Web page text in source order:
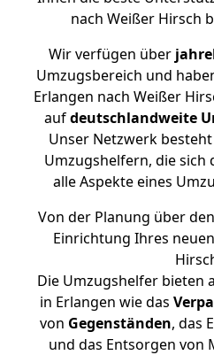
nach Weißer Hirsch
Wir verfügen über
Umzugsbereich und
Erlangen nach Weißer
aufdeutschlandweite
Unser Netzwerk
Umzugshelfern, die sich
alle Aspekte eines
Von der Planung über
Einrichtung Ihres
Die Umzugshelfer bieten
in Erlangen wie das
von Gegenständen, das
und das Entsorgen von